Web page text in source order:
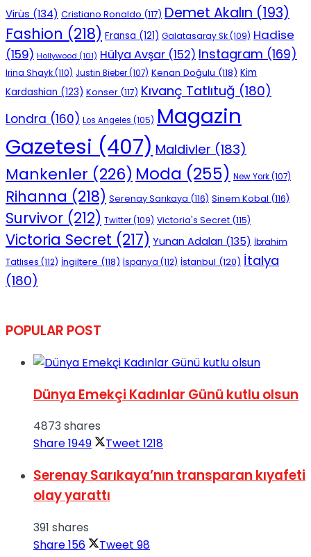
Virüs (134) Cristiano Ronaldo (117) Demet Akalın (193)
Fashion (218) Fransa (121) Galatasaray Sk(109) Hadise
(159) Hollywood (101) Hülya Avşar (152) Instagram (169)
Irina Shayk(110) Justin Bieber(107) Kenan Doğulu (118) Kim
Kardashian (123) Konser (117) Kıvanç Tatlıtuğ (180)
Londra (160) Los Angeles (105) Magazin
Gazetesi (407) Maldivler (183)
Mankenler (226) Moda (255) New York(107)
Rihanna (218) Serenay Sarıkaya (116) Sinem Kobal (116)
Survivor (212) Twitter(109) Victoria's Secret (115)
Victoria Secret (217) Yunan Adaları (135) İbrahim
Tatlıses (112) İngiltere (118) İspanya (112) İstanbul (120) İtalya
(180)
POPULAR POST
Dünya Emekçi Kadınlar Günü kutlu olsun
4873 shares
Share1949 Tweet 1218
Serenay Sarıkaya’nın transparan kıyafeti
olay yarattı
391 shares
Share156 Tweet 98